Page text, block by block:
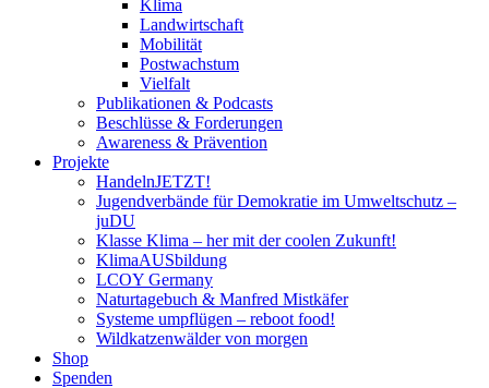
Klima
Landwirtschaft
Mobilität
Postwachstum
Vielfalt
Publikationen & Podcasts
Beschlüsse & Forderungen
Awareness & Prävention
Projekte
HandelnJETZT!
Jugendverbände für Demokratie im Umweltschutz –
juDU
Klasse Klima – her mit der coolen Zukunft!
KlimaAUSbildung
LCOY Germany
Naturtagebuch & Manfred Mistkäfer
Systeme umpflügen – reboot food!
Wildkatzenwälder von morgen
Shop
Spenden